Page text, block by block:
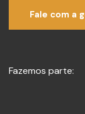
Fale com a
Fazemos parte: